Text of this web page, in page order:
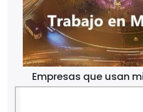
Empresas que usan